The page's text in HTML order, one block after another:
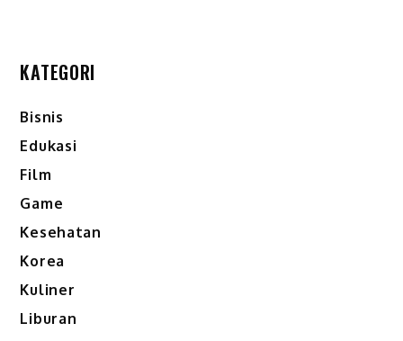
KATEGORI
Bisnis
Edukasi
Film
Game
Kesehatan
Korea
Kuliner
Liburan